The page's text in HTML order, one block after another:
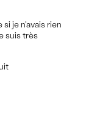
je n'avais rien
suis très